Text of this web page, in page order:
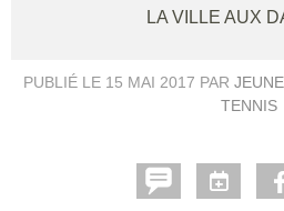
LA VILLE AUX
PUBLIÉ LE 15 MAI 2017 PAR
TENNIS